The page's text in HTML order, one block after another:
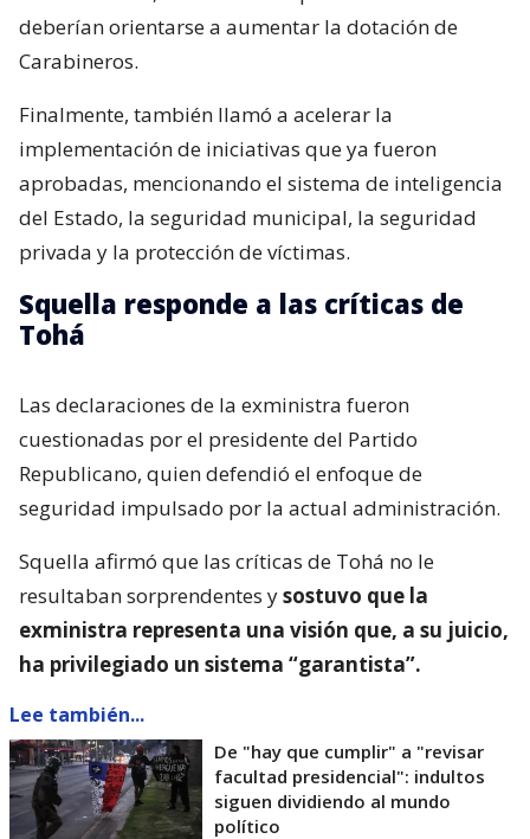
deberían orientarse a aumentar la dotación de
Carabineros.
Finalmente, también llamó a acelerar la
implementación de iniciativas que ya fueron
aprobadas, mencionando el sistema de inteligencia
del Estado, la seguridad municipal, la seguridad
privada y la protección de víctimas.
Squella responde a las críticas de
Tohá
Las declaraciones de la exministra fueron
cuestionadas por el presidente del Partido
Republicano, quien defendió el enfoque de
seguridad impulsado por la actual administración.
Squella afirmó que las críticas de Tohá no le
resultaban sorprendentes ysostuvo que la
exministra representa una visión que, a su juicio,
ha privilegiado un sistema “garantista”.
Lee también...
De "hay que cumplir" a "revisar
facultad presidencial": indultos
siguen dividiendo al mundo
político